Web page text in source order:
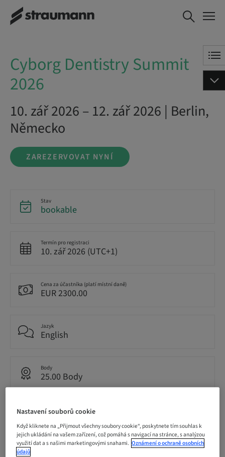
Cyborg Dentistry
Summit 2026
ZAREZERVOVAT NYNÍ
Cyborg Dentistry Summit
2026
10. zář 2026 – 12. zář 2026 | Berlin,
Německo
ZAREZERVOVAT NYNÍ
Stav
bookable
Termín pro registraci
10. zář 2026 (UTC+1)
Cena za účastníka (platí místní daně)
EUR 2300.00
Jazyk
English
Body
25.00 Body
Metoda doručení
Live surgery
Nastavení souborů cookie
Když kliknete na „Přijmout všechny soubory cookie“, poskytnete tím souhlas k
jejich ukládání na vašem zařízení, což pomáhá s navigací na stránce, s analýzou
využití dat a s našimi marketingovými snahami. Oznámení o ochraně osobních
údajů